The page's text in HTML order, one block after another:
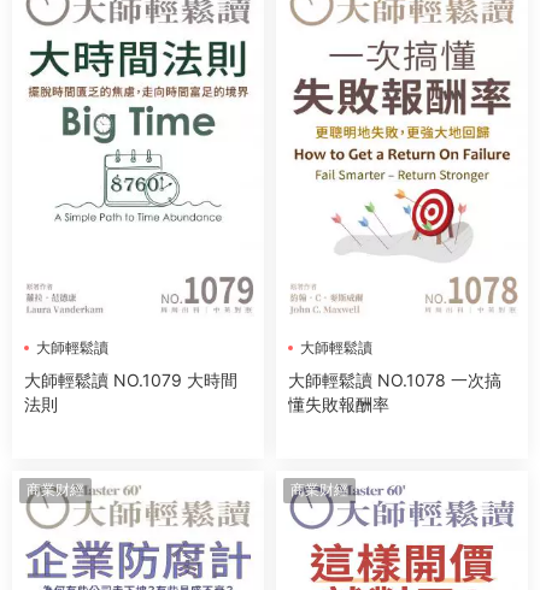
大師輕鬆讀
大師輕鬆讀 NO.1079 大時間
法則
大師輕鬆讀
大師輕鬆讀 NO.1078 一次搞
懂失敗報酬率
商業财經 商業财經